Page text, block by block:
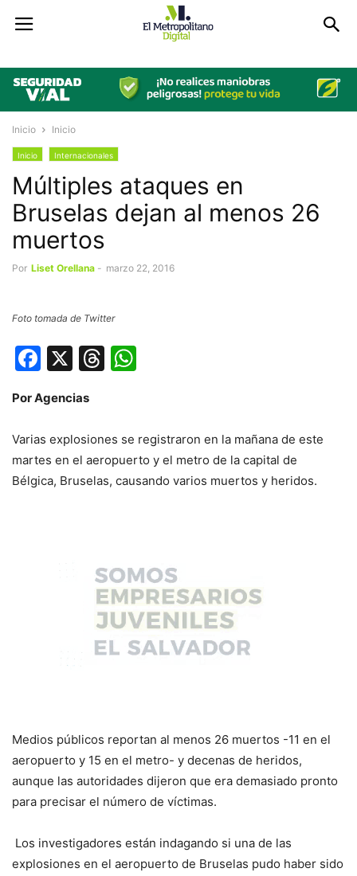
Inicio Inicio
Inicio Internacionales
Múltiples ataques en
Bruselas dejan al menos 26
muertos
Por Liset Orellana - marzo 22, 2016
Foto tomada de Twitter
Facebook
X Threads
Por Agencias
Varias explosiones se registraron en la mañana de este
martes en el aeropuerto y el metro de la capital de
Bélgica, Bruselas, causando varios muertos y heridos.
Medios públicos reportan al menos 26 muertos -11 en el
aeropuerto y 15 en el metro- y decenas de heridos,
aunque las autoridades dijeron que era demasiado pronto
para precisar el número de víctimas.
Los investigadores están indagando si una de las
explosiones en el aeropuerto de Bruselas pudo haber sido